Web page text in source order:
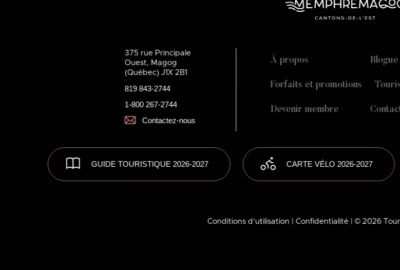
375 rue Principale
Ouest, Magog
(Québec) J1X 2B1
819 843-2744
1-800 267-2744
Contactez-nous
À propos Blogue
Forfaits et promotions
Devenir membre
GUIDE TOURISTIQUE 2026-2027 CARTE VÉLO 2026-2027
Conditions d’utilisation | Confidentialité | © 2026